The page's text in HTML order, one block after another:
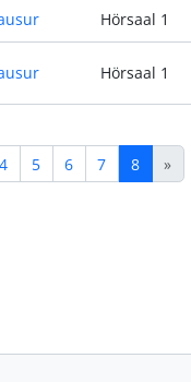
Hörsaal 1
Hörsaal 1
4 5 6 7 8 »